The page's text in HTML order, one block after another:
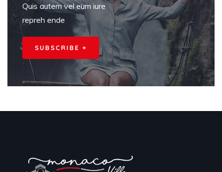
Quis autem vel eum iure
repreh ende
SUBSCRIBE +